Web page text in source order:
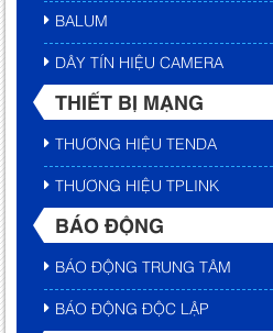
BALUM
DÂY TÍN HIỆU CAMERA
THIẾT BỊ MẠNG
THƯƠNG HIỆU TENDA
THƯƠNG HIỆU TPLINK
BÁO ĐỘNG
BÁO ĐỘNG TRUNG TÂM
BÁO ĐỘNG ĐỘC LẬP